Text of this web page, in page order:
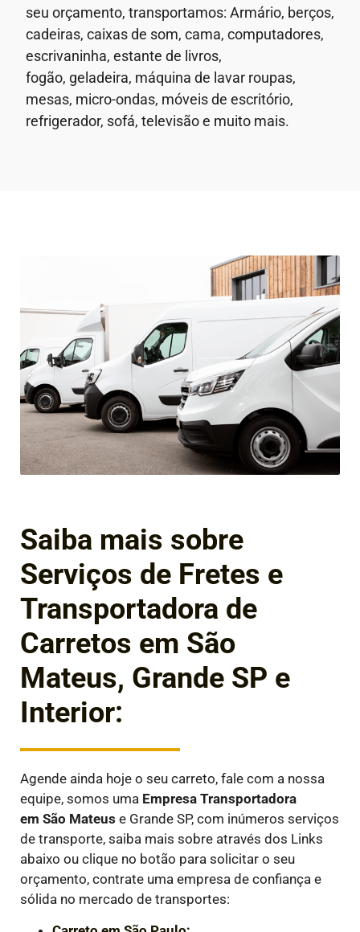
seu orçamento, transportamos: Armário, berços,
cadeiras, caixas de som, cama, computadores,
escrivaninha, estante de livros,
fogão, geladeira, máquina de lavar roupas,
mesas, micro-ondas, móveis de escritório,
refrigerador, sofá, televisão e muito mais.
Saiba mais sobre
Serviços de Fretes e
Transportadora de
Carretos em São
Mateus, Grande SP e
Interior:
Agende ainda hoje o seu carreto, fale com a nossa
equipe, somos uma Empresa Transportadora
em São Mateus e Grande SP, com inúmeros serviços
de transporte, saiba mais sobre através dos Links
abaixo ou clique no botão para solicitar o seu
orçamento, contrate uma empresa de confiança e
sólida no mercado de transportes: